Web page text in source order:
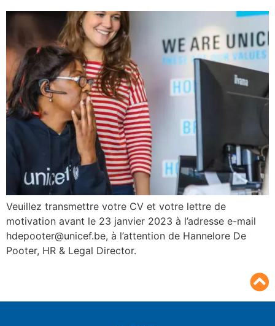
Veuillez transmettre votre CV et votre lettre de
motivation avant le 23 janvier 2023 à l’adresse e-mail
hdepooter@unicef.be, à l’attention de Hannelore De
Pooter, HR & Legal Director.